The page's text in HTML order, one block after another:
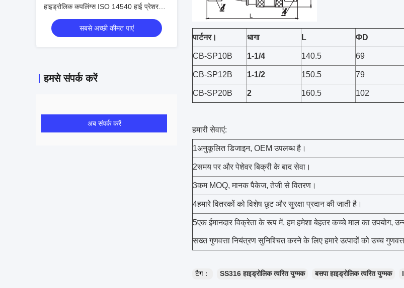
हाइड्रोलिक कपलिंग्स ISO 14540 हाई प्रेशर
कोन वाल्व कनेक्टर्स
सबसे अच्छी कीमत पाएं
हमसे संपर्क करें
अब संपर्क करें
पार्टनर। धागा L ΦD
CB-SP10B 1-1/4 140.5 69
CB-SP12B 1-1/2 150.5 79
CB-SP20B 2 160.5 102
हमारी सेवाएं:
1अनुकूलित डिजाइन, OEM उपलब्ध है।
2समय पर और पेशेवर बिक्री के बाद सेवा।
3कम MOQ, मानक पैकेज, तेजी से वितरण।
4हमारे वितरकों को विशेष छूट और सुरक्षा प्रदान की जाती है।
5एक ईमानदार विक्रेता के रूप में, हम हमेशा बेहतर कच्चे माल का उपयोग,
सख्त गुणवत्ता नियंत्रण सुनिश्चित करने के लिए हमारे उत्पादों को उच्च
टैग： SS316 हाइड्रोलिक त्वरित युग्मक बसपा हाइड्रोलिक त्वरित युग्मक